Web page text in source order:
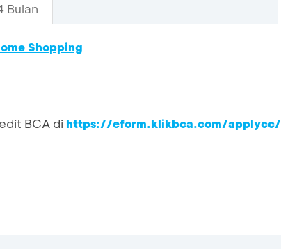
Bulan
Shopping
BCA di https://eform.klikbca.com/applycc/